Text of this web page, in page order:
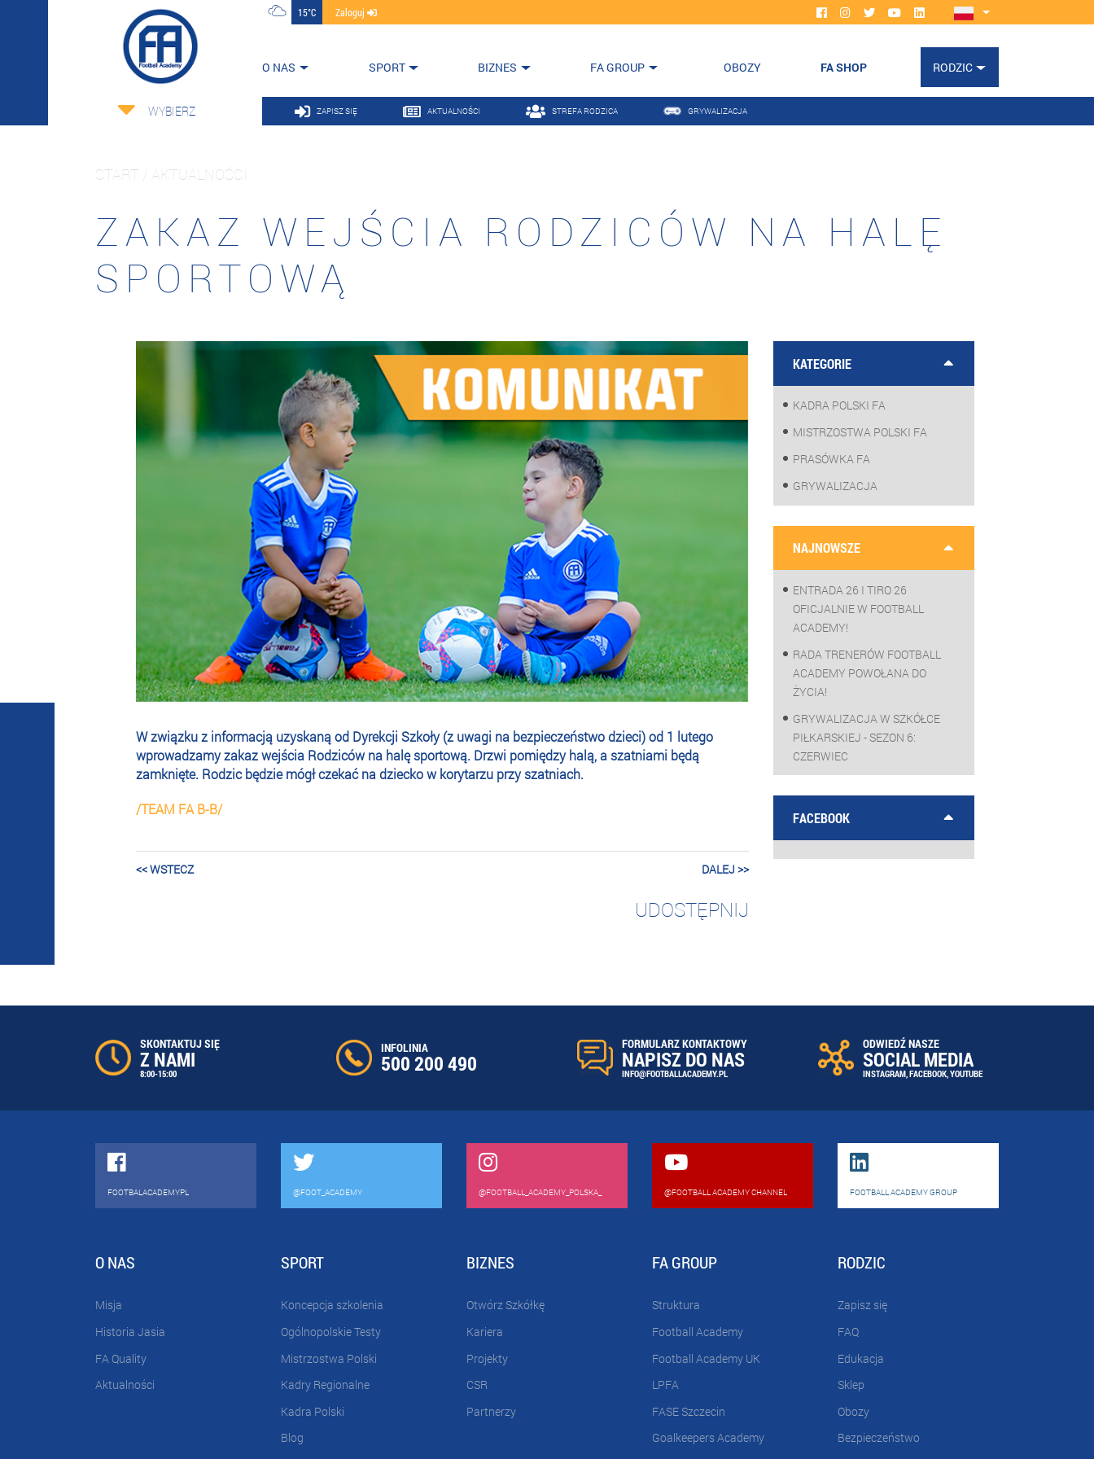
15°C Zaloguj
O NAS SPORT BIZNES FA GROUP OBOZY FA SHOP RODZIC
WYBIERZ ZAPISZ SIĘ AKTUALNOŚCI STREFA RODZICA GRYWALIZACJA
START / AKTUALNOŚCI
ZAKAZ WEJŚCIA RODZICÓW NA HALĘ
SPORTOWĄ
W związku z informacją uzyskaną od Dyrekcji Szkoły (z uwagi na bezpieczeństwo dzieci) od 1 lutego
wprowadzamy zakaz wejścia Rodziców na halę sportową. Drzwi pomiędzy halą, a szatniami będą
zamknięte. Rodzic będzie mógł czekać na dziecko w korytarzu przy szatniach.
/TEAM FA B-B/
<< WSTECZ DALEJ >>
UDOSTĘPNIJ
KATEGORIE
KADRA POLSKI FA
MISTRZOSTWA POLSKI FA
PRASÓWKA FA
GRYWALIZACJA
NAJNOWSZE
ENTRADA 26 I TIRO 26
OFICJALNIE W FOOTBALL
ACADEMY!
RADA TRENERÓW FOOTBALL
ACADEMY POWOŁANA DO
ŻYCIA!
GRYWALIZACJA W SZKÓŁCE
PIŁKARSKIEJ - SEZON 6:
CZERWIEC
FACEBOOK
SKONTAKTUJ SIĘ
Z NAMI
8:00-15:00
INFOLINIA
500 200 490
FORMULARZ KONTAKTOWY
NAPISZ DO NAS
INFO@FOOTBALLACADEMY.PL
ODWIEDŹ NASZE
SOCIAL MEDIA
INSTAGRAM,FACEBOOK,YOUTUBE
FOOTBALACADEMYPL @FOOT_ACADEMY @FOOTBALL_ACADEMY_POLSKA_ @FOOTBALL ACADEMY CHANNEL FOOTBALL ACADEMY GROUP
O NAS
Misja
Historia Jasia
FA Quality
Aktualności
SPORT
Koncepcja szkolenia
Ogólnopolskie Testy
Mistrzostwa Polski
Kadry Regionalne
Kadra Polski
Blog
BIZNES
Otwórz Szkółkę
Kariera
Projekty
CSR
Partnerzy
FA GROUP
Struktura
Football Academy
Football Academy UK
LPFA
FASE Szczecin
Goalkeepers Academy
RODZIC
Zapisz się
FAQ
Edukacja
Sklep
Obozy
Bezpieczeństwo